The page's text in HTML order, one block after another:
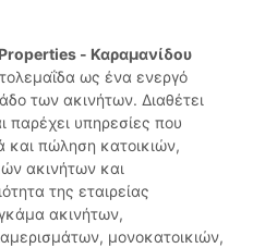
- Καραμανίδου
ως ένα ενεργό
των ακινήτων. Διαθέτει
παρέχει υπηρεσίες που
και πώληση κατοικιών,
ακινήτων και
της εταιρείας
ακινήτων,
μονοκατοικιών,